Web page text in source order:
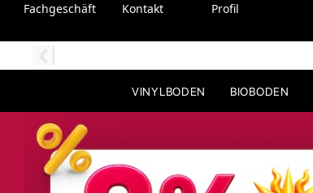
Fachgeschäft Kontakt Profil
VINYLBODEN BIOBODEN